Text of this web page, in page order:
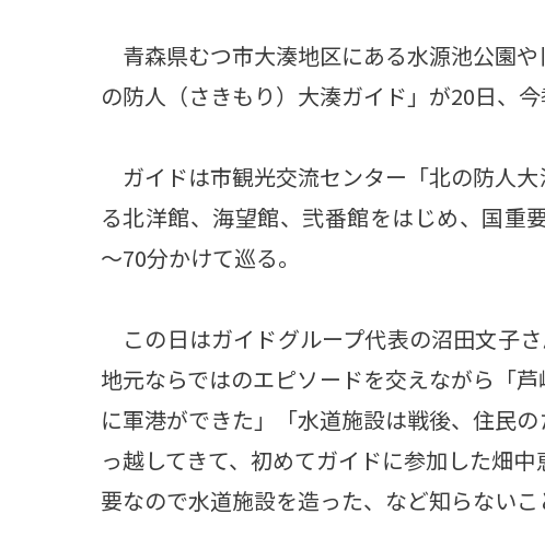
青森県むつ市大湊地区にある水源池公園
の防人（さきもり）大湊ガイド」が20日、今
ガイドは市観光交流センター「北の防人
る北洋館、海望館、弐番館をはじめ、国重
～70分かけて巡る。
この日はガイドグループ代表の沼田文子
地元ならではのエピソードを交えながら「
に軍港ができた」「水道施設は戦後、住民
っ越してきて、初めてガイドに参加した畑
要なので水道施設を造った、など知らないこ